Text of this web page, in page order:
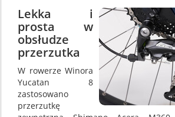
Lekka i
prosta w
obsłudze
przerzutka
W rowerze Winora
Yucatan 8
zastosowano
przerzutkę